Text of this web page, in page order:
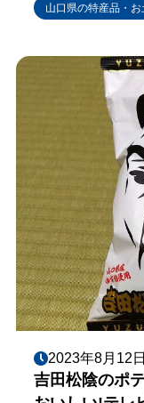
山口県の特産品・お
2023年8月12日
吉田松陰のポ